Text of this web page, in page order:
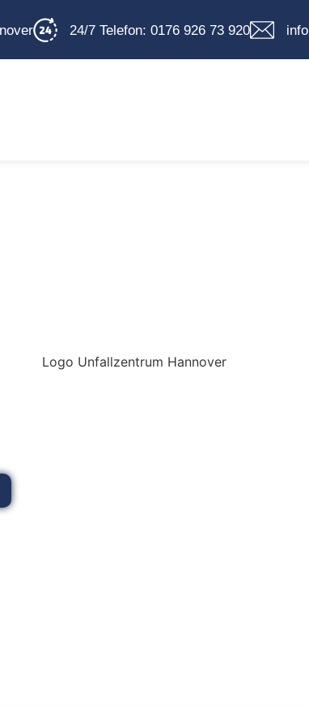
24/7 Telefon: 0176 926 73 920